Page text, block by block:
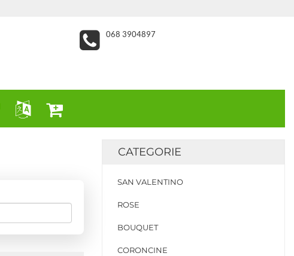
068 3904897
CATEGORIE
SAN VALENTINO
ROSE
BOUQUET
CORONCINE